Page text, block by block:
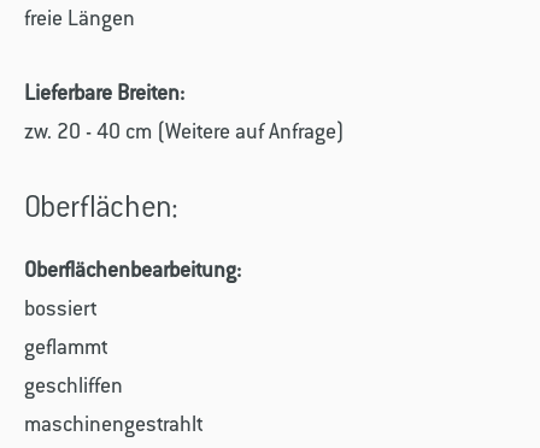
freie Längen
Lieferbare Breiten:
zw. 20 - 40 cm (Weitere auf Anfrage)
Oberflächen:
Oberflächenbearbeitung:
bossiert
geflammt
geschliffen
maschinengestrahlt